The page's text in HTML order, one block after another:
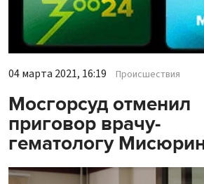
04 марта 2021, 16:19 Происшествия
Мосгорсуд отменил
приговор врачу-
гематологу